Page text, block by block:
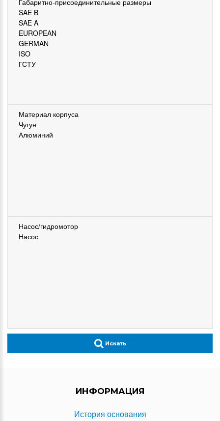
Искать
ИНФОРМАЦИЯ
История основания